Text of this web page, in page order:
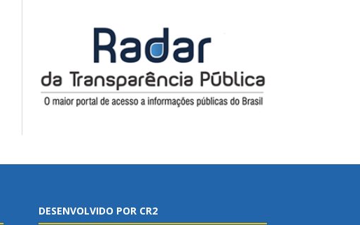
DESENVOLVIDO POR CR2